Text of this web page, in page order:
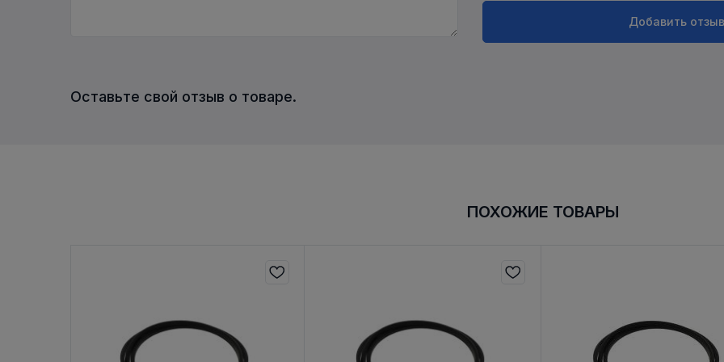
Добавить отзыв
Оставьте свой отзыв о товаре.
ПОХОЖИЕ ТОВАРЫ